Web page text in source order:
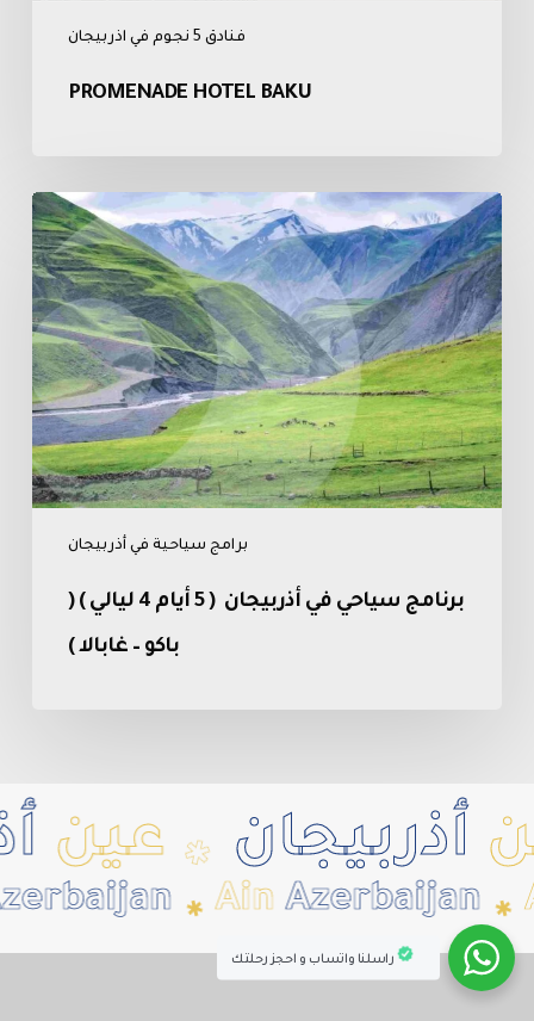
فنادق 5 نجوم في اذربيجان
PROMENADE HOTEL BAKU
برامج سياحية في أذربيجان
برنامج
سياحي
في
أذربيجان
(
5
أيام
4
ليالي
)
(
برنامج سياحي في أذربيجان ( 5 أيام 4 ليالي ) (
باكو – غابالا )
عين ✱ أذربيجان
✱ AinAzerbaijan ✱
راسلنا واتساب و احجز رحلتك